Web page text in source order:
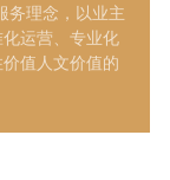
务理念，以业主
运营、专业化
值人文价值的